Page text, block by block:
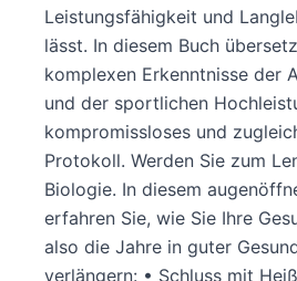
Leistungsfähigkeit und
lässt. In diesem Buch
komplexen Erkenntnisse der
und der sportlichen
kompromissloses und
Protokoll. Werden Sie zum
Biologie. In diesem
erfahren Sie, wie Sie Ihre
also die Jahre in guter
verlängern: • Schluss mit